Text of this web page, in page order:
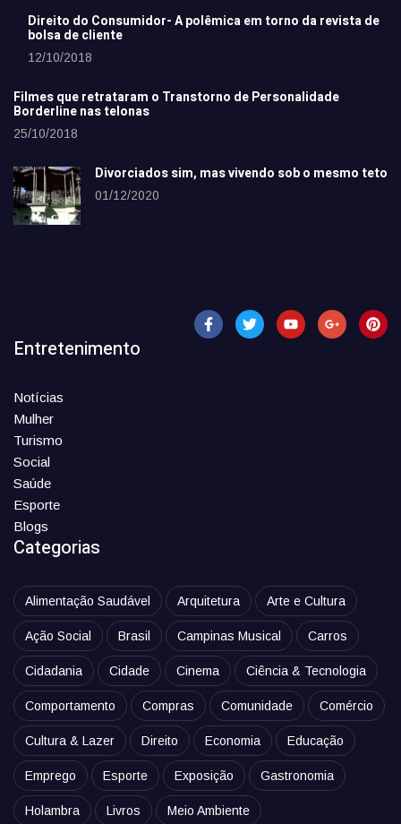
Direito do Consumidor- A polêmica em torno da revista de
bolsa de cliente
12/10/2018
Filmes que retrataram o Transtorno de Personalidade
Borderline nas telonas
25/10/2018
Divorciados sim, mas vivendo sob o mesmo teto
01/12/2020
Entretenimento
Notícias
Mulher
Turismo
Social
Saúde
Esporte
Blogs
Categorias
Alimentação Saudável Arquitetura Arte e Cultura
Ação Social Brasil Campinas Musical Carros
Cidadania Cidade Cinema Ciência & Tecnologia
Comportamento Compras Comunidade Comércio
Cultura & Lazer Direito Economia Educação
Emprego Esporte Exposição Gastronomia
Holambra Livros Meio Ambiente